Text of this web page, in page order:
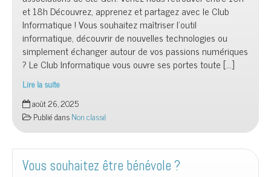
et 18h Découvrez, apprenez et partagez avec le Club
Informatique ! Vous souhaitez maîtriser l’outil
informatique, découvrir de nouvelles technologies ou
simplement échanger autour de vos passions numériques
? Le Club Informatique vous ouvre ses portes toute […]
Lire la suite
Le
Club
Informatique
vous
attend
au
août 26, 2025
Publié dansNon classé
Vous souhaitez être bénévole ?